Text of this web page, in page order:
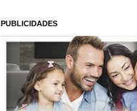
PUBLICIDADES